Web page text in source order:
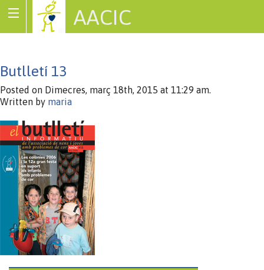
AACIC
Butlletí 13
Posted on Dimecres, març 18th, 2015 at 11:29 am.
Written by maria